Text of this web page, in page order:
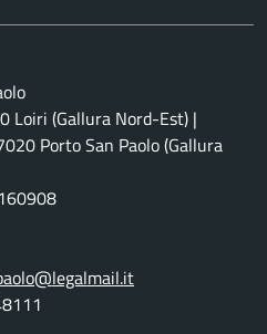
Loiri (Gallura Nord-Est) |
Porto San Paolo (Gallura